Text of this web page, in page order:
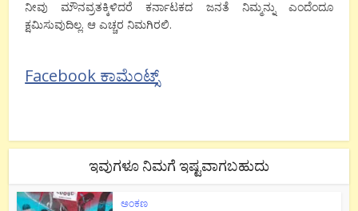
ನೀವು ಮೌನವ್ರತಕ್ಕಿಳಿದರೆ ಕರ್ನಾಟಕದ ಜನತೆ ನಿಮ್ಮನ್ನು ಎಂದೆಂದೂ
ಕ್ಷಮಿಸುವುದಿಲ್ಲ. ಆ ಎಚ್ಚರ ನಿಮಗಿರಲಿ.
Facebook ಕಾಮೆಂಟ್ಸ್
ಇವುಗಳೂ ನಿಮಗೆ ಇಷ್ಟವಾಗಬಹುದು
ಅಂಕಣ